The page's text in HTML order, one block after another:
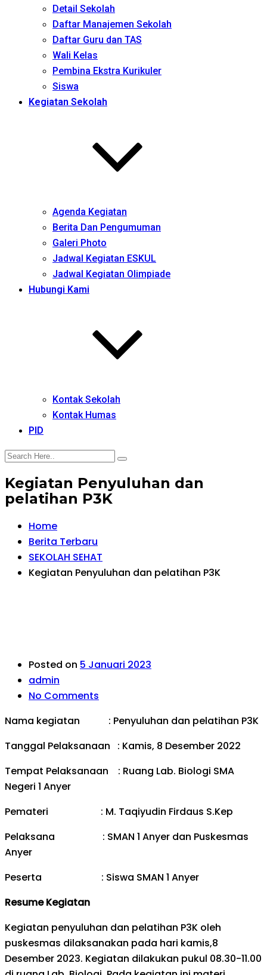
Detail Sekolah
Daftar Manajemen Sekolah
Daftar Guru dan TAS
Wali Kelas
Pembina Ekstra Kurikuler
Siswa
Kegiatan Sekolah
Agenda Kegiatan
Berita Dan Pengumuman
Galeri Photo
Jadwal Kegiatan ESKUL
Jadwal Kegiatan Olimpiade
Hubungi Kami
Kontak Sekolah
Kontak Humas
PID
Kegiatan Penyuluhan dan
pelatihan P3K
Home
Berita Terbaru
SEKOLAH SEHAT
Kegiatan Penyuluhan dan pelatihan P3K
Posted on 5 Januari 2023
admin
No Comments
Nama kegiatan : Penyuluhan dan pelatihan P3K
Tanggal Pelaksanaan : Kamis, 8 Desember 2022
Tempat Pelaksanaan : Ruang Lab. Biologi SMA
Negeri 1 Anyer
Pemateri : M. Taqiyudin Firdaus S.Kep
Pelaksana : SMAN 1 Anyer dan Puskesmas
Anyer
Peserta : Siswa SMAN 1 Anyer
Resume Kegiatan
Kegiatan penyuluhan dan pelatihan P3K oleh
puskesmas dilaksanakan pada hari kamis,8
Desember 2023. Kegiatan dilakukan pukul 08.30-11.00